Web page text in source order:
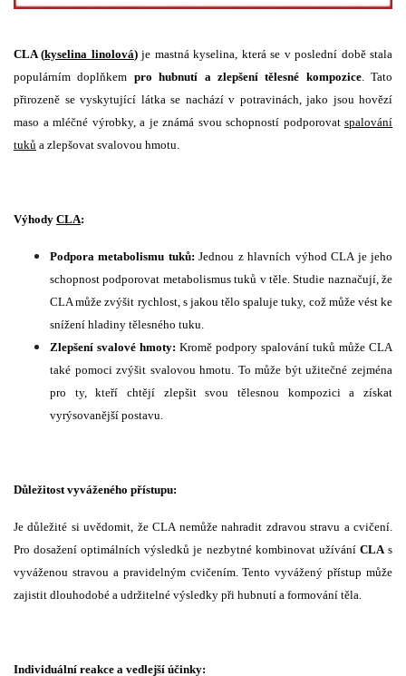
CLA (kyselina linolová)je mastná kyselina, která se v poslední době stala
populárním doplňkem pro hubnutí a zlepšení tělesné kompozice. Tato
přirozeně se vyskytující látka se nachází v potravinách, jako jsou hovězí
maso a mléčné výrobky, a je známá svou schopností podporovat spalování
tuků a zlepšovat svalovou hmotu.
Výhody CLA:
Podpora metabolismu tuků: Jednou z hlavních výhod CLA je jeho
schopnost podporovat metabolismus tuků v těle. Studie naznačují, že
CLA může zvýšit rychlost, s jakou tělo spaluje tuky, což může vést ke
snížení hladiny tělesného tuku.
Zlepšení svalové hmoty: Kromě podpory spalování tuků může CLA
také pomoci zvýšit svalovou hmotu. To může být užitečné zejména
pro ty, kteří chtějí zlepšit svou tělesnou kompozici a získat
vyrýsovanější postavu.
Důležitost vyváženého přístupu:
Je důležité si uvědomit, že CLA nemůže nahradit zdravou stravu a cvičení.
Pro dosažení optimálních výsledků je nezbytné kombinovat užívání CLAs
vyváženou stravou a pravidelným cvičením. Tento vyvážený přístup může
zajistit dlouhodobé a udržitelné výsledky při hubnutí a formování těla.
Individuální reakce a vedlejší účinky: